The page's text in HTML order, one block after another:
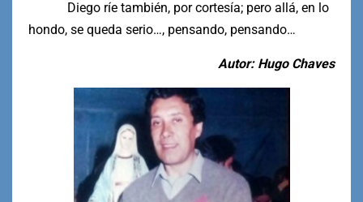
Diego ríe también, por cortesía; pero allá, en lo
hondo, se queda serio…, pensando, pensando…
Autor: Hugo Chaves